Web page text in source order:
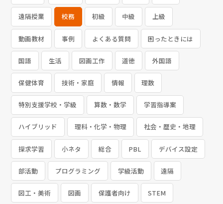
遠隔授業 校務 初級 中級 上級
動画教材 事例 よくある質問 困ったときには
国語 生活 図画工作 道徳 外国語
保健体育 技術・家庭 情報 理数
特別支援学校・学級 算数・数学 学習指導案
ハイブリッド 理科・化学・物理 社会・歴史・地理
探求学習 小ネタ 総合 PBL デバイス設定
部活動 プログラミング 学級活動 遠隔
図工・美術 図画 保護者向け STEM